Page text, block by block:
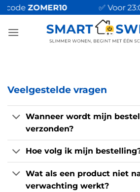
Ga
naar
inhoud
ZOMER10 ✅ Voor 23:00
Veelgestelde vragen
Wanneer wordt mijn
verzonden?
Hoe volg ik mijn
Wat als een product niet
verwachting werkt?